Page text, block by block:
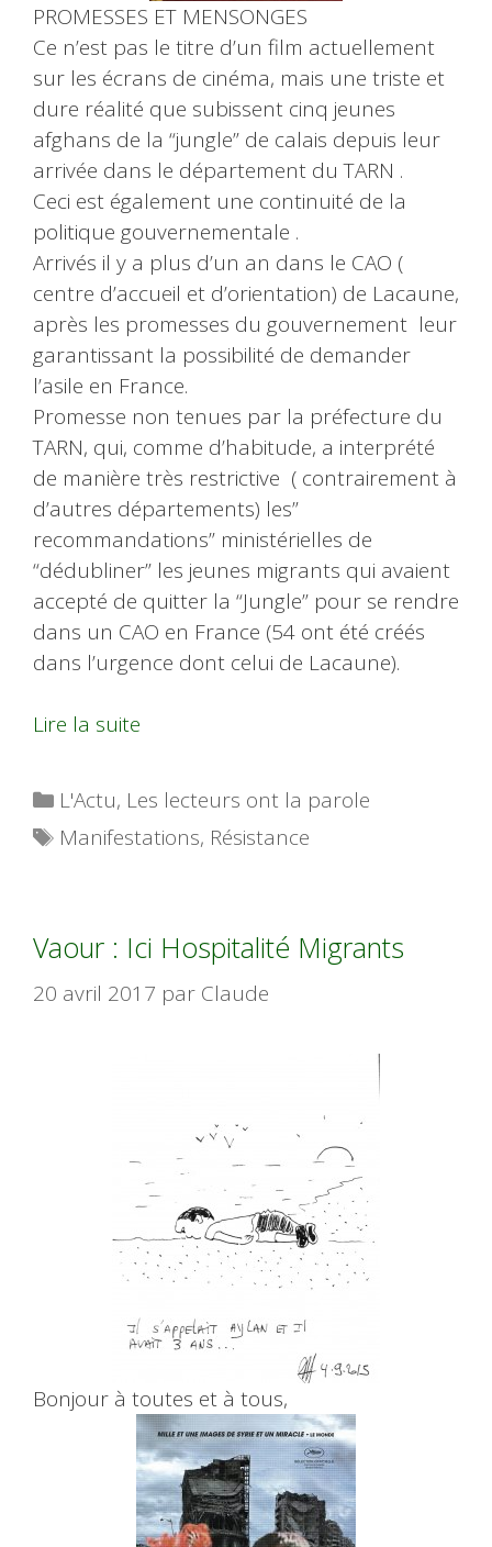
PROMESSES ET MENSONGES
Ce n’est pas le titre d’un film actuellement
sur les écrans de cinéma, mais une triste et
dure réalité que subissent cinq jeunes
afghans de la “jungle” de calais depuis leur
arrivée dans le département du TARN .
Ceci est également une continuité de la
politique gouvernementale .
Arrivés il y a plus d’un an dans le CAO (
centre d’accueil et d’orientation) de Lacaune,
après les promesses du gouvernement leur
garantissant la possibilité de demander
l’asile en France.
Promesse non tenues par la préfecture du
TARN, qui, comme d’habitude, a interprété
de manière très restrictive ( contrairement à
d’autres départements) les”
recommandations” ministérielles de
“dédubliner” les jeunes migrants qui avaient
accepté de quitter la “Jungle” pour se rendre
dans un CAO en France (54 ont été créés
dans l’urgence dont celui de Lacaune).
Lire la suite
Catégories
L'Actu, Les lecteurs ont la parole
Étiquettes
Manifestations, Résistance
Vaour : Ici Hospitalité Migrants
20 avril 2017 par Claude
Bonjour à toutes et à tous,